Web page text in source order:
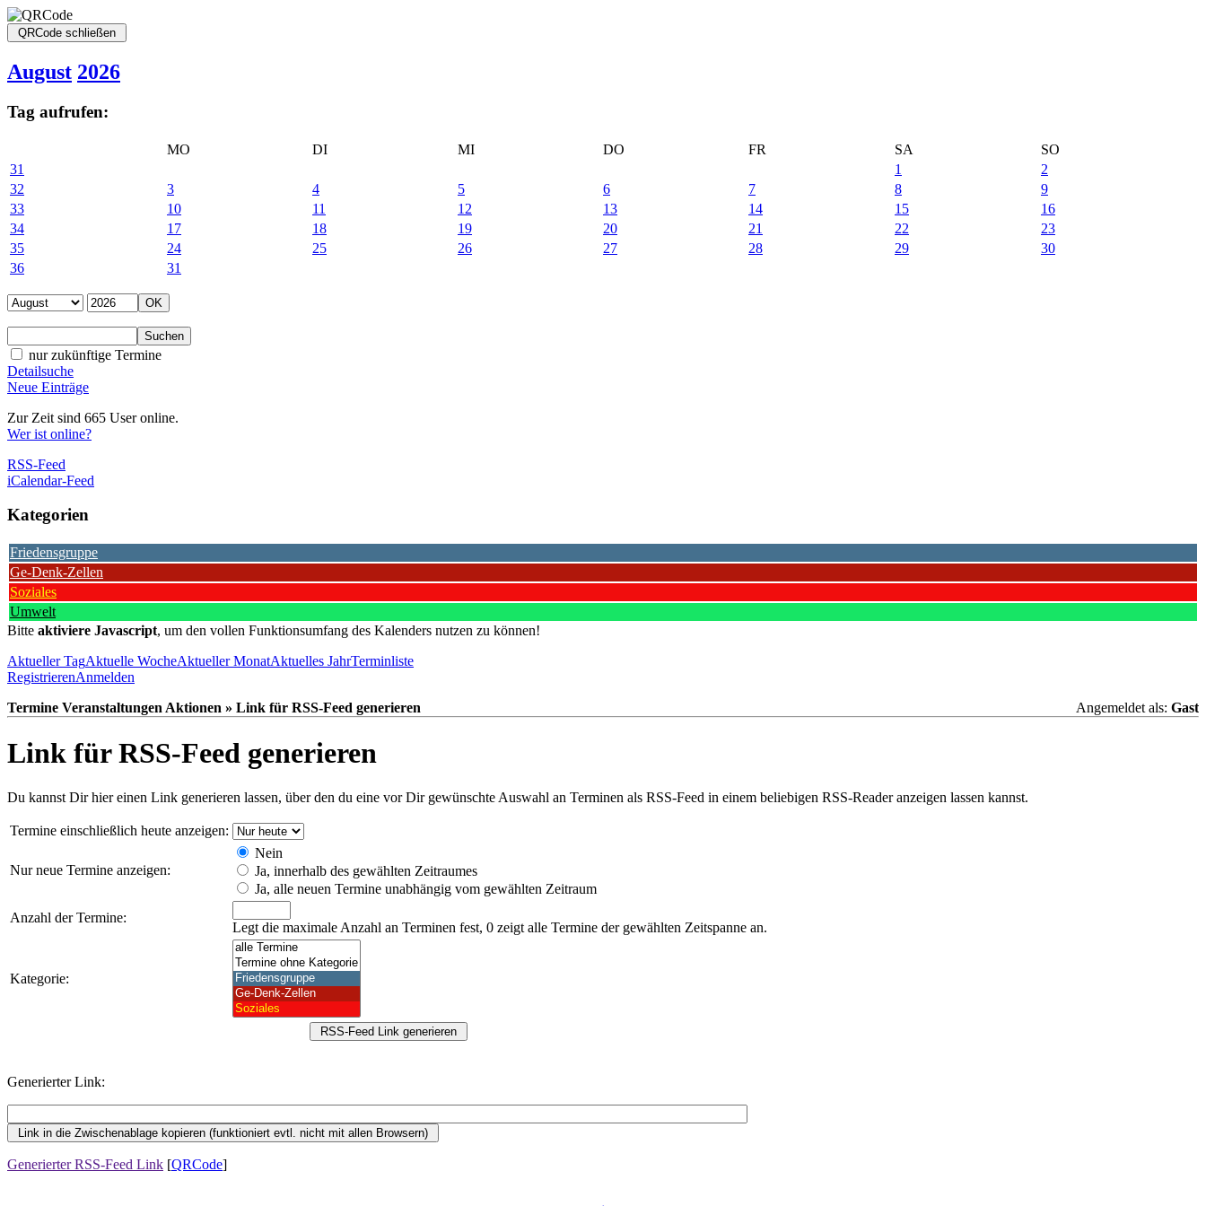
August 2026
Tag aufrufen:
MO DI MI DO FR SA
SO
31
1
2
32
3 4 5 6 7 8
9
33
10 11 12 13 14 15
16
34
17 18 19 20 21 22
23
35
24 25 26 27 28 29
30
36
31
nur zukünftige Termine
Detailsuche
Neue Einträge
Zur Zeit sind 665 User online.
Wer ist online?
RSS-Feed
iCalendar-Feed
Kategorien
Friedensgruppe
Ge-Denk-Zellen
Soziales
Umwelt
Bitte aktiviere Javascript, um den vollen Funktionsumfang des Kalenders nutzen zu können!
Aktueller TagAktuelle WocheAktueller MonatAktuelles JahrTerminliste
RegistrierenAnmelden
Termine Veranstaltungen Aktionen » Link für RSS-Feed generieren
Angemeldet als: Gast
Link für RSS-Feed generieren
Du kannst Dir hier einen Link generieren lassen, über den du eine vor Dir gewünschte Auswahl an Terminen als RSS-Feed in einem beliebigen RSS-Reader anzeigen lassen kannst.
Termine einschließlich heute anzeigen:
Nur neue Termine anzeigen:
Nein
Ja, innerhalb des gewählten Zeitraumes
Ja, alle neuen Termine unabhängig vom gewählten Zeitraum
Anzahl der Termine:
Legt die maximale Anzahl an Terminen fest, 0 zeigt alle Termine der gewählten Zeitspanne an.
Kategorie:
Generierter Link:
Generierter RSS-Feed Link [QRCode]